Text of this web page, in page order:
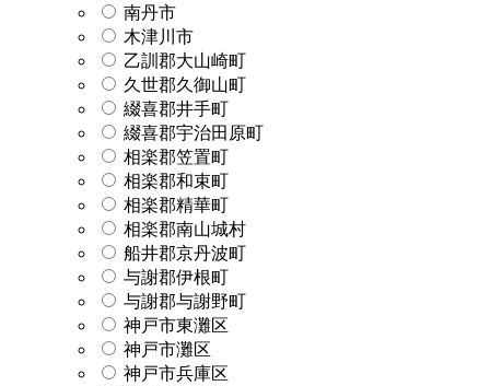
南丹市
木津川市
乙訓郡大山崎町
久世郡久御山町
綴喜郡井手町
綴喜郡宇治田原町
相楽郡笠置町
相楽郡和束町
相楽郡精華町
相楽郡南山城村
船井郡京丹波町
与謝郡伊根町
与謝郡与謝野町
神戸市東灘区
神戸市灘区
神戸市兵庫区